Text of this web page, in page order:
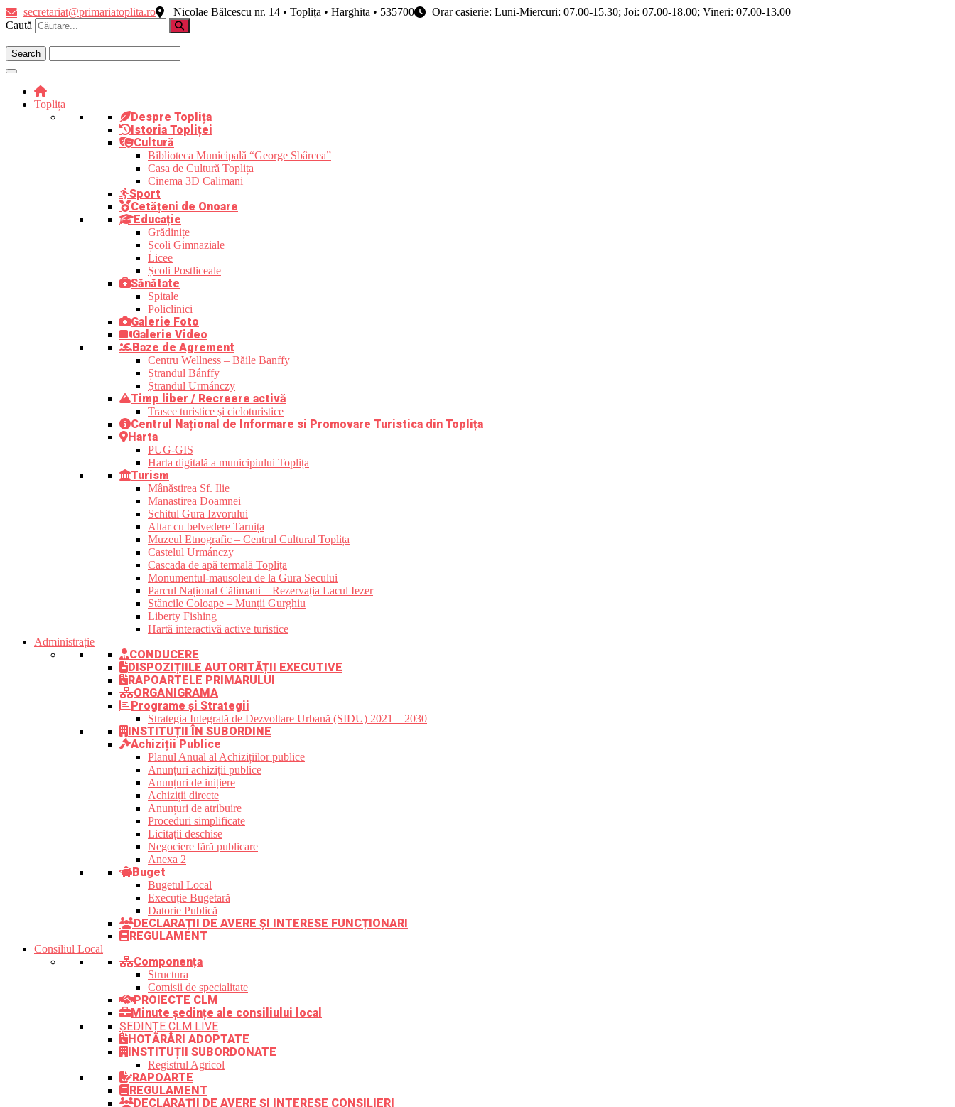
Skip
to
content
secretariat@primariatoplita.ro Nicolae Bălcescu nr. 14 • Toplița • Harghita • 535700
Orar casierie: Luni-Miercuri: 07.00-15.30; Joi: 07.00-18.00; Vineri: 07.00-13.00
Caută
Toplița
Despre Toplița
Istoria Topliței
Cultură
Biblioteca Municipală “George Sbârcea”
Casa de Cultură Toplița
Cinema 3D Calimani
Sport
Cetățeni de Onoare
Educație
Grădinițe
Școli Gimnaziale
Licee
Școli Postliceale
Sănătate
Spitale
Policlinici
Galerie Foto
Galerie Video
Baze de Agrement
Centru Wellness – Băile Banffy
Ștrandul Bánffy
Ștrandul Urmánczy
Timp liber / Recreere activă
Trasee turistice şi cicloturistice
Centrul Național de Informare si Promovare Turistica din Toplița
Harta
PUG-GIS
Harta digitală a municipiului Toplița
Turism
Mânăstirea Sf. Ilie
Manastirea Doamnei
Schitul Gura Izvorului
Altar cu belvedere Tarnița
Muzeul Etnografic – Centrul Cultural Toplița
Castelul Urmánczy
Cascada de apă termală Toplița
Monumentul-mausoleu de la Gura Secului
Parcul Național Călimani – Rezervația Lacul Iezer
Stâncile Coloape – Munții Gurghiu
Liberty Fishing
Hartă interactivă active turistice
Administrație
CONDUCERE
DISPOZIȚIILE AUTORITĂȚII EXECUTIVE
RAPOARTELE PRIMARULUI
ORGANIGRAMA
Programe și Strategii
Strategia Integrată de Dezvoltare Urbană (SIDU) 2021 – 2030
INSTITUȚII ÎN SUBORDINE
Achiziții Publice
Planul Anual al Achizițiilor publice
Anunțuri achiziții publice
Anunțuri de inițiere
Achiziții directe
Anunțuri de atribuire
Proceduri simplificate
Licitații deschise
Negociere fără publicare
Anexa 2
Buget
Bugetul Local
Execuție Bugetară
Datorie Publică
DECLARAȚII DE AVERE ȘI INTERESE FUNCȚIONARI
REGULAMENT
Consiliul Local
Componența
Structura
Comisii de specialitate
PROIECTE CLM
Minute ședințe ale consiliului local
ȘEDINȚE CLM LIVE
HOTĂRÂRI ADOPTATE
INSTITUȚII SUBORDONATE
Registrul Agricol
RAPOARTE
REGULAMENT
DECLARAȚII DE AVERE ȘI INTERESE CONSILIERI